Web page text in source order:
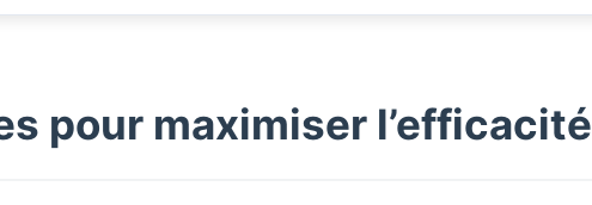
pour maximiser l’efficacité